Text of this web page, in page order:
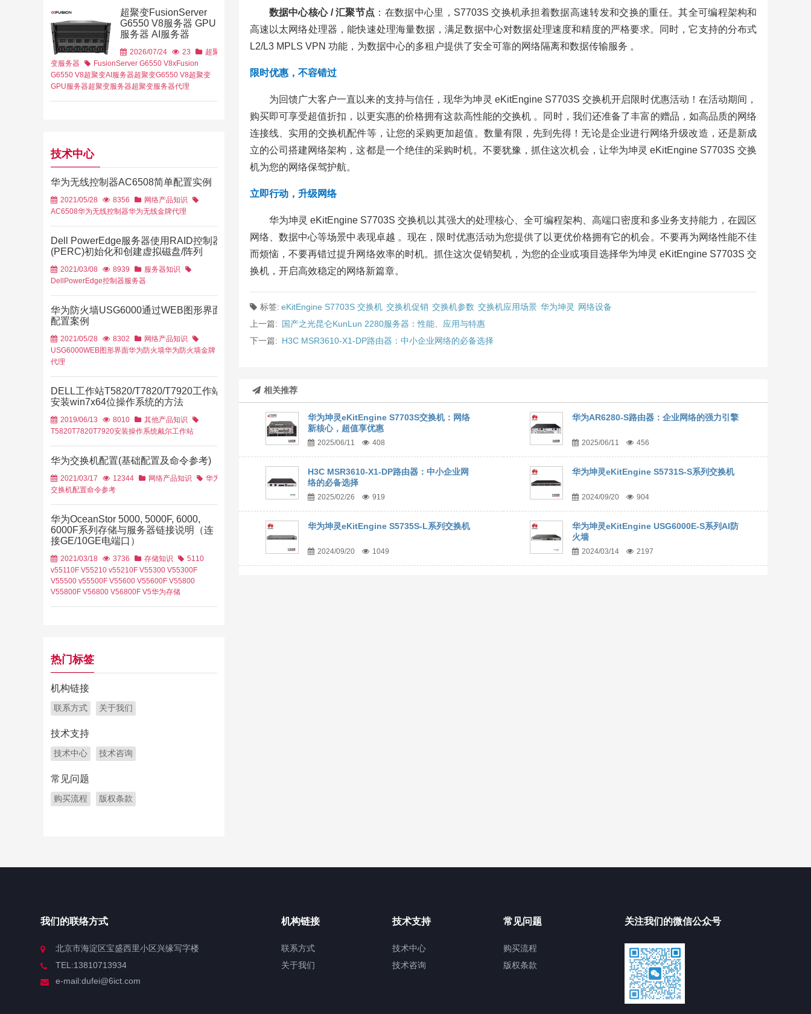
数据中心核心 /汇聚节点 ：在数据中心里，S7703S 交换机承担着数据高速转发和交换的重任。其全可编程架构和
高速以太网络处理器，能快速处理海量数据，满足数据中心对数据处理速度和精度的严格要求。同时，它支持的分布式
L2/L3 MPLS VPN 功能，为数据中心的多租户提供了安全可靠的网络隔离和数据传输服务 。
限时优惠，不容错过
为回馈广大客户一直以来的支持与信任，现华为坤灵 eKitEngine S7703S 交换机开启限时优惠活动！在活动期间，
购买即可享受超值折扣，以更实惠的价格拥有这款高性能的交换机 。同时，我们还准备了丰富的赠品，如高品质的网络
连接线、实用的交换机配件等，让您的采购更加超值。数量有限，先到先得！无论是企业进行网络升级改造，还是新成
立的公司搭建网络架构，这都是一个绝佳的采购时机。不要犹豫，抓住这次机会，让华为坤灵 eKitEngine S7703S 交换
机为您的网络保驾护航。
立即行动，升级网络
华为坤灵 eKitEngine S7703S 交换机以其强大的处理核心、全可编程架构、高端口密度和多业务支持能力，在园区
网络、数据中心等场景中表现卓越 。现在，限时优惠活动为您提供了以更优价格拥有它的机会。不要再为网络性能不佳
而烦恼，不要再错过提升网络效率的时机。抓住这次促销契机，为您的企业或项目选择华为坤灵 eKitEngine S7703S 交
换机，开启高效稳定的网络新篇章。
标签: eKitEngine S7703S 交换机 交换机促销 交换机参数 交换机应用场景 华为坤灵 网络设备
上一篇:
国产之光昆仑KunLun 2280服务器：性能、应用与特惠
下一篇: H3C MSR3610-X1-DP路由器：中小企业网络的必备选择
相关推荐
华为坤灵eKitEngine S7703S交换机：网络
新核心，超值享优惠
2025/06/11 408
华为AR6280-S路由器：企业网络的强力引擎
2025/06/11 456
H3C MSR3610-X1-DP路由器：中小企业网
络的必备选择
2025/02/26 919
华为坤灵eKitEngine S5731S-S系列交换机
2024/09/20 904
华为坤灵eKitEngine S5735S-L系列交换机
2024/09/20 1049
华为坤灵eKitEngine USG6000E-S系列AI防
火墙
2024/03/14 2197
超聚变FusionServer
G6550 V8服务器 GPU
服务器 AI服务器
2026/07/24 23
超聚
变服务器
FusionServer G6550 V8xFusion
G6550 V8超聚变AI服务器超聚变G6550 V8超聚变
GPU服务器超聚变服务器超聚变服务器代理
技术中心
华为无线控制器AC6508简单配置实例
2021/05/28 8356
网络产品知识
AC6508华为无线控制器华为无线金牌代理
Dell PowerEdge服务器使用RAID控制器
(PERC)初始化和创建虚拟磁盘/阵列
2021/03/08 8939
服务器知识
Dell
PowerEdge控制器服务器
华为防火墙USG6000通过WEB图形界面
配置案例
2021/05/28 8302
网络产品知识
USG6000WEB图形界面华为防火墙华为防火墙金牌
代理
DELL工作站T5820/T7820/T7920工作站
安装win7x64位操作系统的方法
2019/06/13 8010
其他产品知识
T5820T7820T7920安装操作系统戴尔工作站
华为交换机配置(基础配置及命令参考)
2021/03/17 12344 网络产品知识
华为
交换机配置命令参考
华为OceanStor 5000, 5000F, 6000,
6000F系列存储与服务器链接说明（连
接GE/10GE电端口）
2021/03/18 3736 存储知识
5110
v55110F V55210 v55210F V55300 V55300F
V55500 v55500F V55600 V55600F V55800
V55800F V56800 V56800F V5华为存储
热门标签
机构链接
联系方式 关于我们
技术支持
技术中心 技术咨询
常见问题
购买流程 版权条款
我们的联络方式
北京市海淀区宝盛西里小区兴缘写字楼
TEL:13810713934
e-mail:dufei@6ict.com
机构链接
联系方式
关于我们
技术支持
技术中心
技术咨询
常见问题
购买流程
版权条款
关注我们的微信公众号